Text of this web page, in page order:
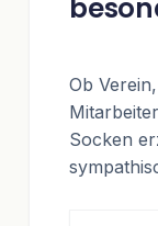
Ob
Socken